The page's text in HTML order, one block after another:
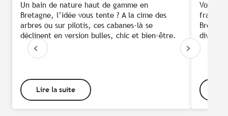
Un bain de nature haut de gamme en
Bretagne, l’idée vous tente ? A la cime des
arbres ou sur pilotis, ces cabanes-là se
déclinent en version bulles, chic et bien-être.
Lire la suite
Vous